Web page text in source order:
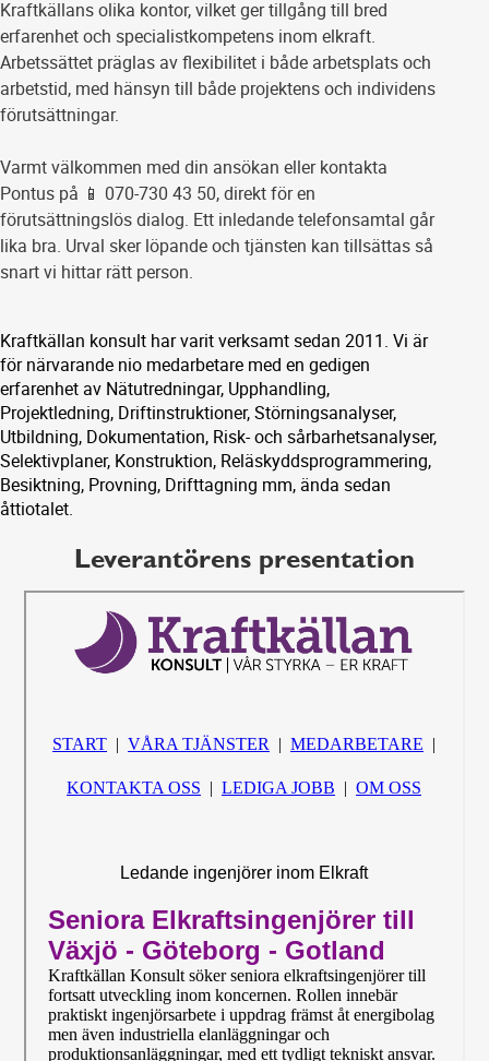
Kraftkällans olika kontor, vilket ger tillgång till bred
erfarenhet och specialistkompetens inom elkraft.
Arbetssättet präglas av flexibilitet i både arbetsplats och
arbetstid, med hänsyn till både projektens och individens
förutsättningar.
Varmt välkommen med din ansökan eller kontakta
Pontus på 📱 070-730 43 50, direkt för en
förutsättningslös dialog. Ett inledande telefonsamtal går
lika bra. Urval sker löpande och tjänsten kan tillsättas så
snart vi hittar rätt person.
Kraftkällan konsult har varit verksamt sedan 2011. Vi är
för närvarande nio medarbetare med en gedigen
erfarenhet av Nätutredningar, Upphandling,
Projektledning, Driftinstruktioner, Störningsanalyser,
Utbildning, Dokumentation, Risk- och sårbarhetsanalyser,
Selektivplaner, Konstruktion, Reläskyddsprogrammering,
Besiktning, Provning, Drifttagning mm, ända sedan
åttiotalet.
Leverantörens presentation